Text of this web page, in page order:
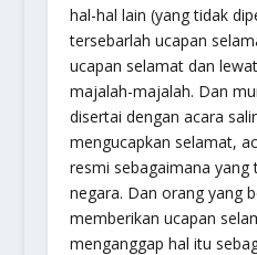
hal-hal lain (yang tidak
tersebarlah ucapan
ucapan selamat dan
majalah-majalah. Dan
disertai dengan acara
mengucapkan selamat,
resmi sebagaimana yang
negara. Dan orang yang
memberikan ucapan
menganggap hal itu